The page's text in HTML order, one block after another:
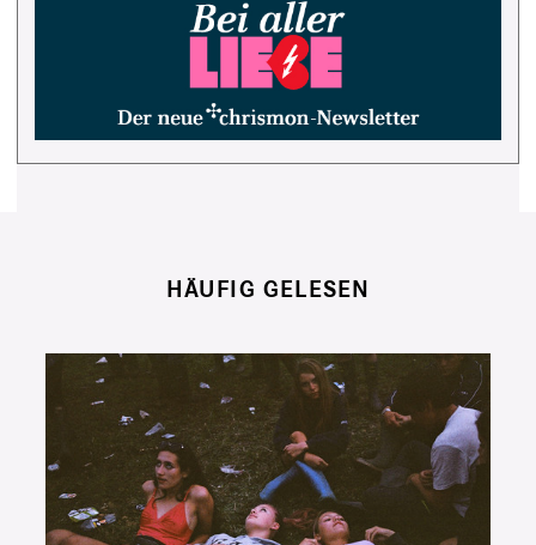
HÄUFIG GELESEN